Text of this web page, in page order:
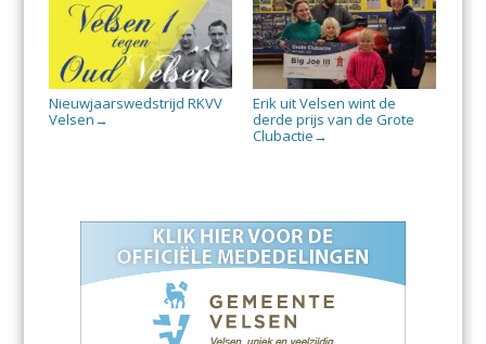
Nieuwjaarswedstrijd RKVV
Velsen →
Erik uit Velsen wint de
derde prijs van de Grote
Clubactie →